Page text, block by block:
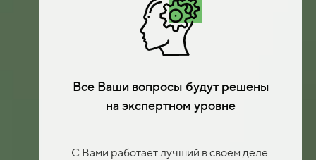
Все Ваши вопросы будут решены
на экспертном уровне
С Вами работает лучший в своем деле.